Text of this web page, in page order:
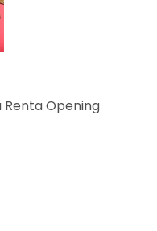
Renta Opening